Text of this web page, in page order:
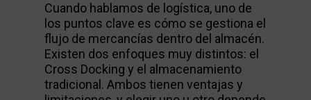
Cuando hablamos de logística, uno de
los puntos clave es cómo se gestiona el
flujo de mercancías dentro del almacén.
Existen dos enfoques muy distintos: el
Cross Docking y el almacenamiento
tradicional. Ambos tienen ventajas y